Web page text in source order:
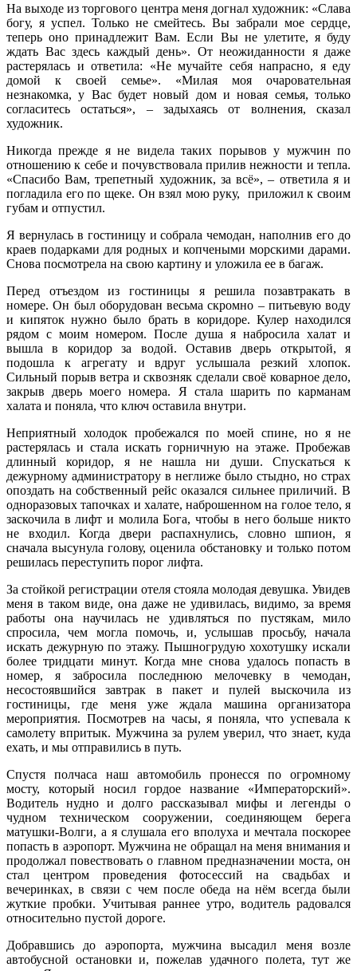
На выходе из торгового центра меня догнал художник: «Слава
богу, я успел. Только не смейтесь. Вы забрали мое сердце,
теперь оно принадлежит Вам. Если Вы не улетите, я буду
ждать Вас здесь каждый день». От неожиданности я даже
растерялась и ответила: «Не мучайте себя напрасно, я еду
домой к своей семье». «Милая моя очаровательная
незнакомка, у Вас будет новый дом и новая семья, только
согласитесь остаться», – задыхаясь от волнения, сказал
художник.
Никогда прежде я не видела таких порывов у мужчин по
отношению к себе и почувствовала прилив нежности и тепла.
«Спасибо Вам, трепетный художник, за всё», – ответила я и
погладила его по щеке. Он взял мою руку, приложил к своим
губам и отпустил.
Я вернулась в гостиницу и собрала чемодан, наполнив его до
краев подарками для родных и копчеными морскими дарами.
Снова посмотрела на свою картину и уложила ее в багаж.
Перед отъездом из гостиницы я решила позавтракать в
номере. Он был оборудован весьма скромно – питьевую воду
и кипяток нужно было брать в коридоре. Кулер находился
рядом с моим номером. После душа я набросила халат и
вышла в коридор за водой. Оставив дверь открытой, я
подошла к агрегату и вдруг услышала резкий хлопок.
Сильный порыв ветра и сквозняк сделали своё коварное дело,
закрыв дверь моего номера. Я стала шарить по карманам
халата и поняла, что ключ оставила внутри.
Неприятный холодок пробежался по моей спине, но я не
растерялась и стала искать горничную на этаже. Пробежав
длинный коридор, я не нашла ни души. Спускаться к
дежурному администратору в неглиже было стыдно, но страх
опоздать на собственный рейс оказался сильнее приличий. В
одноразовых тапочках и халате, наброшенном на голое тело, я
заскочила в лифт и молила Бога, чтобы в него больше никто
не входил. Когда двери распахнулись, словно шпион, я
сначала высунула голову, оценила обстановку и только потом
решилась переступить порог лифта.
За стойкой регистрации отеля стояла молодая девушка. Увидев
меня в таком виде, она даже не удивилась, видимо, за время
работы она научилась не удивляться по пустякам, мило
спросила, чем могла помочь, и, услышав просьбу, начала
искать дежурную по этажу. Пышногрудую хохотушку искали
более тридцати минут. Когда мне снова удалось попасть в
номер, я забросила последнюю мелочевку в чемодан,
несостоявшийся завтрак в пакет и пулей выскочила из
гостиницы, где меня уже ждала машина организатора
мероприятия. Посмотрев на часы, я поняла, что успевала к
самолету впритык. Мужчина за рулем уверил, что знает, куда
ехать, и мы отправились в путь.
Спустя полчаса наш автомобиль пронесся по огромному
мосту, который носил гордое название «Императорский».
Водитель нудно и долго рассказывал мифы и легенды о
чудном техническом сооружении, соединяющем берега
матушки-Волги, а я слушала его вполуха и мечтала поскорее
попасть в аэропорт. Мужчина не обращал на меня внимания и
продолжал повествовать о главном предназначении моста, он
стал центром проведения фотосессий на свадьбах и
вечеринках, в связи с чем после обеда на нём всегда были
жуткие пробки. Учитывая раннее утро, водитель радовался
относительно пустой дороге.
Добравшись до аэропорта, мужчина высадил меня возле
автобусной остановки и, пожелав удачного полета, тут же